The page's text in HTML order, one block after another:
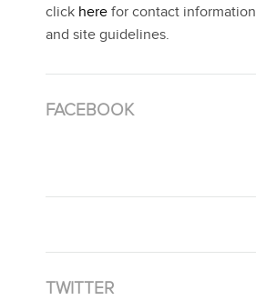
click here for contact information
and site guidelines.
FACEBOOK
TWITTER